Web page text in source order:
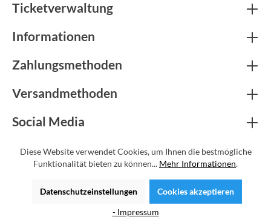
Ticketverwaltung
Informationen
Zahlungsmethoden
Versandmethoden
Social Media
Zertifikate
* Alle Preise inkl. gesetzl. Mehrwertsteuer zzgl.Versandkosten
ggf. Nachnahmegebühren, wenn nicht anders angegeben.
© Copyright 2026 | Shopware Theme by
Diese Website verwendet Cookies, um Ihnen die bestmögliche
Funktionalität bieten zu können... Mehr Informationen.
Datenschutzeinstellungen
Cookies akzeptieren
- Impressum